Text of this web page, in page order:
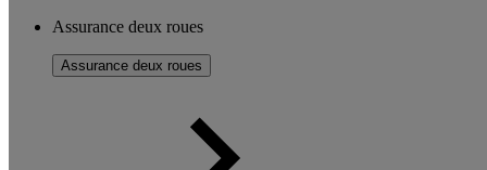
Assurance deux roues
Assurance deux roues